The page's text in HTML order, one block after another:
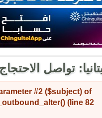
تواصل
رسالة الخطأ
#2 ($subject) of
(line 82